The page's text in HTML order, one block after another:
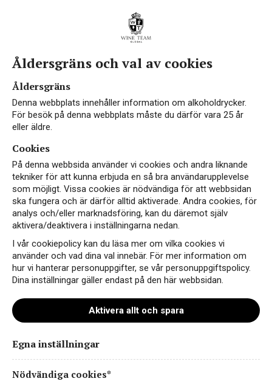
Vin från Coonawarra
Coonawarra betyder översatt kaprifolens land.
Klimatet är svalt tack vare det havsnära klimatet
med långa varma höstar. Torka är inget problem
då vintrarna är regniga och kalla och fyller på
grundvattnet. Coonawarras lysande stjärna är
Cabernet Sauvignon men även Shiraz, Riesling
och Chardonnay ger goda resultat i området.
Åldersgräns och val av cookies
Åldersgräns
Denna webbplats innehåller information om alkoholdrycker.
För besök på denna webbplats måste du därför vara 25 år
eller äldre.
Cookies
På denna webbsida använder vi cookies och andra liknande
tekniker för att kunna erbjuda en så bra användarupplevelse
som möjligt. Vissa cookies är nödvändiga för att webbsidan
ska fungera och är därför alltid aktiverade. Andra cookies, för
analys och/eller marknadsföring, kan du däremot själv
aktivera/deaktivera i inställningarna nedan.
I vår cookiepolicy kan du läsa mer om vilka cookies vi
använder och vad dina val innebär. För mer information om
hur vi hanterar personuppgifter, se vår personuppgiftspolicy.
Dina inställningar gäller endast på den här webbsidan.
Aktivera allt och spara
Egna inställningar
Nödvändiga cookies*